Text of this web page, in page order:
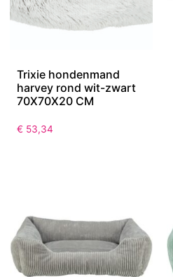
Trixie hondenmand
harvey rond wit-zwart
70X70X20 CM
€ 53,34